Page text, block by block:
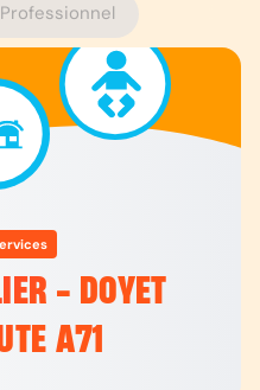
Professionnel
- DOYET
A71